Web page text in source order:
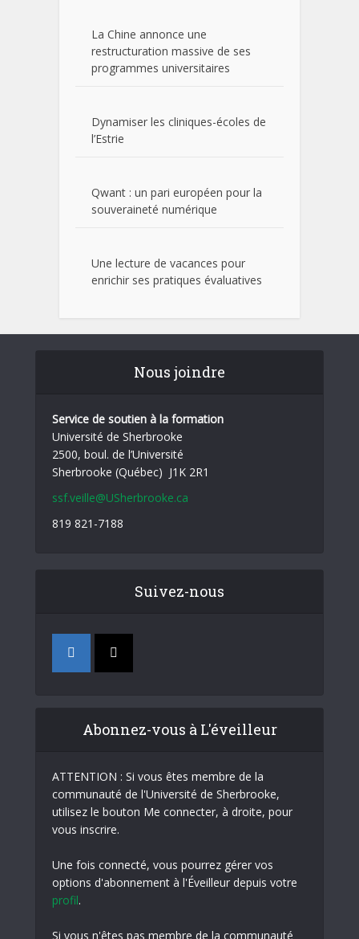
La Chine annonce une
restructuration massive de ses
programmes universitaires
Dynamiser les cliniques-écoles de
l’Estrie
Qwant : un pari européen pour la
souveraineté numérique
Une lecture de vacances pour
enrichir ses pratiques évaluatives
Nous joindre
Service de soutien à la formation
Université de Sherbrooke
2500, boul. de l’Université
Sherbrooke (Québec) J1K 2R1
ssf.veille@USherbrooke.ca
819 821-7188
Suivez-nous
Abonnez-vous à L'éveilleur
ATTENTION : Si vous êtes membre de la
communauté de l'Université de Sherbrooke,
utilisez le bouton Me connecter, à droite, pour
vous inscrire.
Une fois connecté, vous pourrez gérer vos
options d'abonnement à l'Éveilleur depuis votre
profil.
Si vous n'êtes pas membre de la communauté